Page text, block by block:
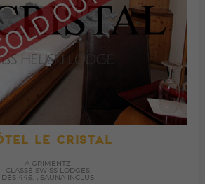
LE CRISTAL
À GRIMENTZ
CLASSÉ SWISS LODGES
DÈS 445.-, SAUNA INCLUS